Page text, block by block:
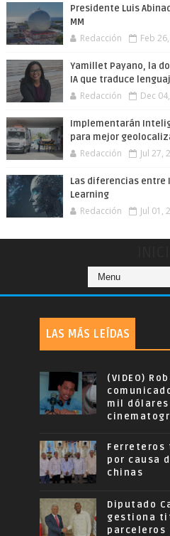
Presidente Luis
MM
Redacción Feb
Yamillet Payano, la
IA que traduce
Redacción Dec
Implementarán
para mejor
Redacción Jul 27,
Las diferencias
Learning
Redacción Jul 01,
LAS MÁS LEÍDAS
(VIDEO)
mil
Ferreteros
por causa
chinas
Diputado
gestiona
parceleros